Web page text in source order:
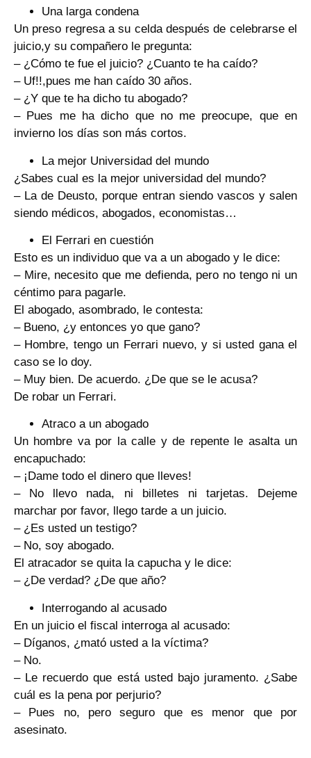
Una larga condena
Un preso regresa a su celda después de celebrarse el
juicio,y su compañero le pregunta:
– ¿Cómo te fue el juicio? ¿Cuanto te ha caído?
– Uf!!,pues me han caído 30 años.
– ¿Y que te ha dicho tu abogado?
– Pues me ha dicho que no me preocupe, que en
invierno los días son más cortos.
La mejor Universidad del mundo
¿Sabes cual es la mejor universidad del mundo?
– La de Deusto, porque entran siendo vascos y salen
siendo médicos, abogados, economistas…
El Ferrari en cuestión
Esto es un individuo que va a un abogado y le dice:
– Mire, necesito que me defienda, pero no tengo ni un
céntimo para pagarle.
El abogado, asombrado, le contesta:
– Bueno, ¿y entonces yo que gano?
– Hombre, tengo un Ferrari nuevo, y si usted gana el
caso se lo doy.
– Muy bien. De acuerdo. ¿De que se le acusa?
De robar un Ferrari.
Atraco a un abogado
Un hombre va por la calle y de repente le asalta un
encapuchado:
– ¡Dame todo el dinero que lleves!
– No llevo nada, ni billetes ni tarjetas. Dejeme
marchar por favor, llego tarde a un juicio.
– ¿Es usted un testigo?
– No, soy abogado.
El atracador se quita la capucha y le dice:
– ¿De verdad? ¿De que año?
Interrogando al acusado
En un juicio el fiscal interroga al acusado:
– Díganos, ¿mató usted a la víctima?
– No.
– Le recuerdo que está usted bajo juramento. ¿Sabe
cuál es la pena por perjurio?
– Pues no, pero seguro que es menor que por
asesinato.